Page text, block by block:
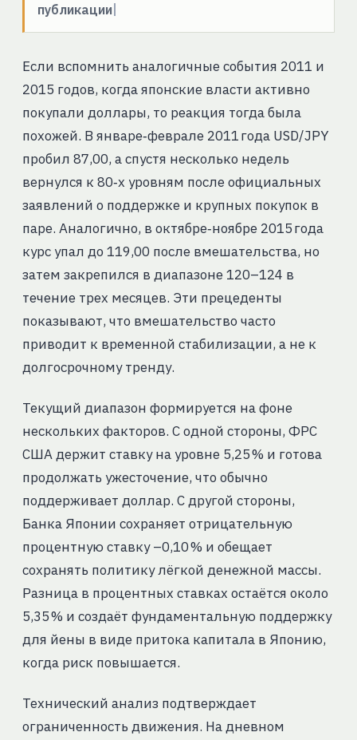
публикации
Если вспомнить аналогичные события 2011 и
2015 годов, когда японские власти активно
покупали доллары, то реакция тогда была
похожей. В январе‑феврале 2011 года USD/JPY
пробил 87,00, а спустя несколько недель
вернулся к 80‑х уровням после официальных
заявлений о поддержке и крупных покупок в
паре. Аналогично, в октябре‑ноябре 2015 года
курс упал до 119,00 после вмешательства, но
затем закрепился в диапазоне 120–124 в
течение трех месяцев. Эти прецеденты
показывают, что вмешательство часто
приводит к временной стабилизации, а не к
долгосрочному тренду.
Текущий диапазон формируется на фоне
нескольких факторов. С одной стороны, ФРС
США держит ставку на уровне 5,25 % и готова
продолжать ужесточение, что обычно
поддерживает доллар. С другой стороны,
Банка Японии сохраняет отрицательную
процентную ставку –0,10 % и обещает
сохранять политику лёгкой денежной массы.
Разница в процентных ставках остаётся около
5,35 % и создаёт фундаментальную поддержку
для йены в виде притока капитала в Японию,
когда риск повышается.
Технический анализ подтверждает
ограниченность движения. На дневном